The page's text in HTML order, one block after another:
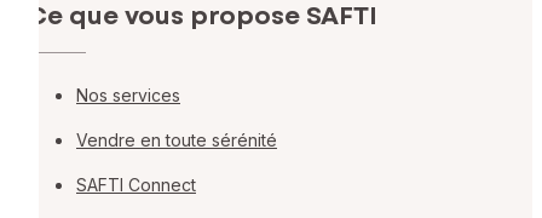
Ce que vous propose SAFTI
Nos services
Vendre en toute sérénité
SAFTI Connect